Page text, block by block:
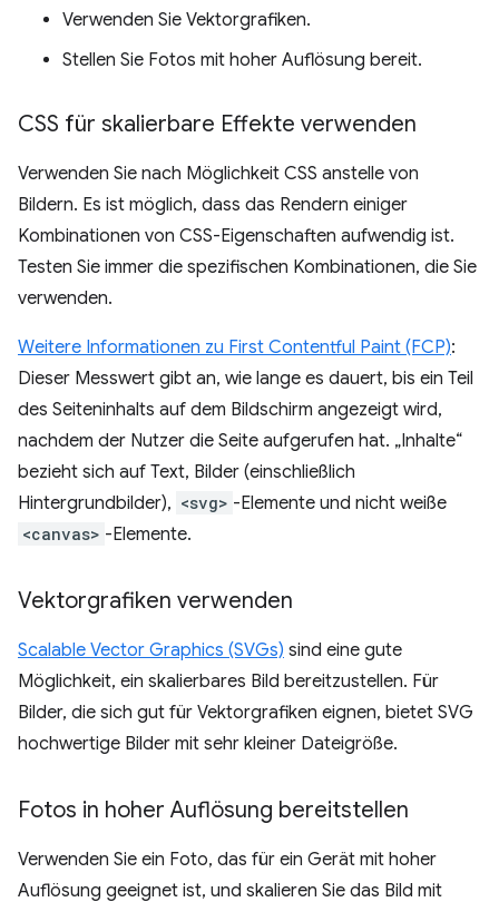
Verwenden Sie Vektorgrafiken.
Stellen Sie Fotos mit hoher Auflösung bereit.
CSS für skalierbare Effekte verwenden
Verwenden Sie nach Möglichkeit CSS anstelle von
Bildern. Es ist möglich, dass das Rendern einiger
Kombinationen von CSS-Eigenschaften aufwendig ist.
Testen Sie immer die spezifischen Kombinationen, die Sie
verwenden.
Weitere Informationen zu First Contentful Paint (FCP):
Dieser Messwert gibt an, wie lange es dauert, bis ein Teil
des Seiteninhalts auf dem Bildschirm angezeigt wird,
nachdem der Nutzer die Seite aufgerufen hat. „Inhalte“
bezieht sich auf Text, Bilder (einschließlich
Hintergrundbilder), <svg> -Elemente und nicht weiße
<canvas> -Elemente.
Vektorgrafiken verwenden
Scalable Vector Graphics (SVGs) sind eine gute
Möglichkeit, ein skalierbares Bild bereitzustellen. Für
Bilder, die sich gut für Vektorgrafiken eignen, bietet SVG
hochwertige Bilder mit sehr kleiner Dateigröße.
Fotos in hoher Auflösung bereitstellen
Verwenden Sie ein Foto, das für ein Gerät mit hoher
Auflösung geeignet ist, und skalieren Sie das Bild mit